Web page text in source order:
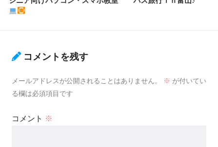
コメントを残す
メールアドレスが公開されることはありません。 ※ が付いてい
る欄は必須項目です
コメント ※